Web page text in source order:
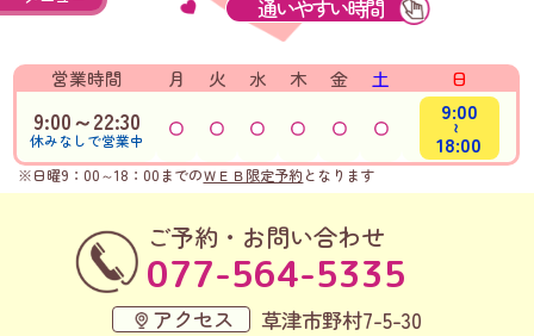
通いやすい時間
営業時間 月 火 水 木 金 土 日
9:00～22:30
休みなしで営業中
9:00
～
18:00
※日曜9：00～18：00までのＷＥＢ限定予約 となります
ご予約・お問い合わせ
077-564-5335
アクセス 草津市野村7-5-30